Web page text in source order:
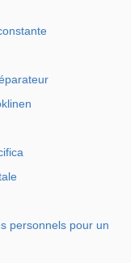
personnels pour un